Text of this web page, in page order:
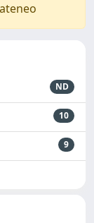
ND
10
9